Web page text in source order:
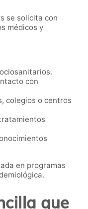
se solicita con
médicos y
con
colegios o centros
en programas
que